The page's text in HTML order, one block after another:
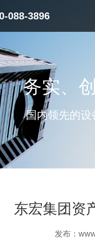
088-3896
务实、
国内领先的设
东宏集团资
发布：